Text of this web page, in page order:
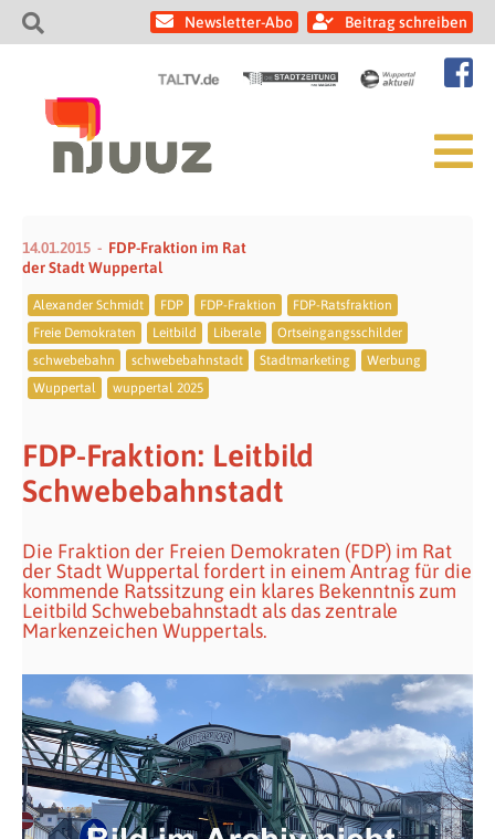
Newsletter-Abo Beitrag schreiben
14.01.2015
FDP-Fraktion im Rat
der Stadt Wuppertal
Alexander Schmidt FDP FDP-Fraktion
FDP-Ratsfraktion
Freie Demokraten
Leitbild Liberale
Ortseingangsschilder
schwebebahn
schwebebahnstadt Stadtmarketing
Werbung
Wuppertal
wuppertal 2025
FDP-Fraktion: Leitbild
Schwebebahnstadt
Die Fraktion der Freien Demokraten (FDP) im Rat
der Stadt Wuppertal fordert in einem Antrag für die
kommende Ratssitzung ein klares Bekenntnis zum
Leitbild Schwebebahnstadt als das zentrale
Markenzeichen Wuppertals.